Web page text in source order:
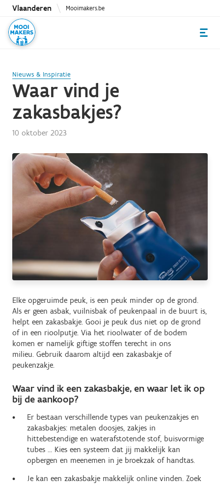
Overslaan
naar
inhoud
Vlaanderen Mooimakers.be
Nieuws & Inspiratie
Waar vind je
zakasbakjes?
10 oktober 2023
Elke opgeruimde peuk, is een peuk minder op de grond.
Als er geen asbak, vuilnisbak of peukenpaal in de buurt is,
helpt een zakasbakje. Gooi je peuk dus niet op de grond
of in een rioolputje. Via het rioolwater of de bodem
komen er namelijk giftige stoffen terecht in ons
milieu. Gebruik daarom altijd een zakasbakje of
peukenzakje.
Waar vind ik een zakasbakje, en waar let ik op
bij de aankoop?
Er bestaan verschillende types van peukenzakjes en
zakasbakjes: metalen doosjes, zakjes in
hittebestendige en waterafstotende stof, buisvormige
tubes … Kies een systeem dat jij makkelijk kan
opbergen en meenemen in je broekzak of handtas.
Je kan een zakasbakje makkelijk online vinden. Zoek